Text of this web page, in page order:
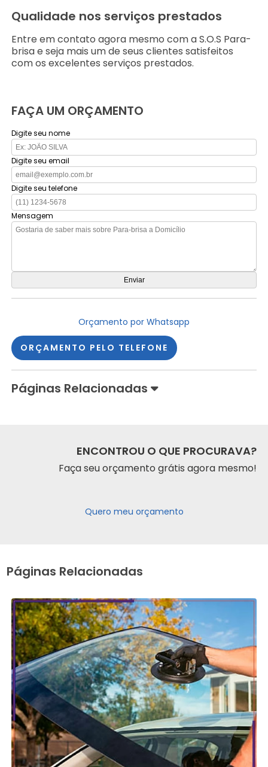
Qualidade nos serviços prestados
Entre em contato agora mesmo com a S.O.S Para-
brisa e seja mais um de seus clientes satisfeitos
com os excelentes serviços prestados.
FAÇA UM ORÇAMENTO
Digite seu nome
Digite seu email
Digite seu telefone
Mensagem
Orçamento por Whatsapp
ORÇAMENTO PELO TELEFONE
Páginas Relacionadas
ENCONTROU O QUE PROCURAVA?
Faça seu orçamento grátis agora mesmo!
Quero meu orçamento
Páginas Relacionadas